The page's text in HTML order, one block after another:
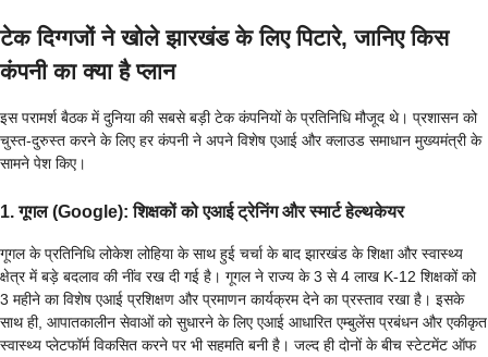
टेक दिग्गजों ने खोले झारखंड के लिए पिटारे, जानिए किस
कंपनी का क्या है प्लान
इस परामर्श बैठक में दुनिया की सबसे बड़ी टेक कंपनियों के प्रतिनिधि मौजूद थे। प्रशासन को
चुस्त-दुरुस्त करने के लिए हर कंपनी ने अपने विशेष एआई और क्लाउड समाधान मुख्यमंत्री के
सामने पेश किए।
1. गूगल (Google): शिक्षकों को एआई ट्रेनिंग और स्मार्ट हेल्थकेयर
गूगल के प्रतिनिधि लोकेश लोहिया के साथ हुई चर्चा के बाद झारखंड के शिक्षा और स्वास्थ्य
क्षेत्र में बड़े बदलाव की नींव रख दी गई है। गूगल ने राज्य के 3 से 4 लाख K-12 शिक्षकों को
3 महीने का विशेष एआई प्रशिक्षण और प्रमाणन कार्यक्रम देने का प्रस्ताव रखा है। इसके
साथ ही, आपातकालीन सेवाओं को सुधारने के लिए एआई आधारित एम्बुलेंस प्रबंधन और एकीकृत
स्वास्थ्य प्लेटफॉर्म विकसित करने पर भी सहमति बनी है। जल्द ही दोनों के बीच स्टेटमेंट ऑफ